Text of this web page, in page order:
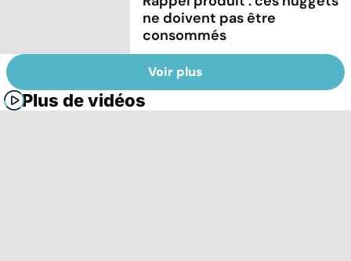
ne doivent pas être
consommés
Voir plus
Plus de vidéos